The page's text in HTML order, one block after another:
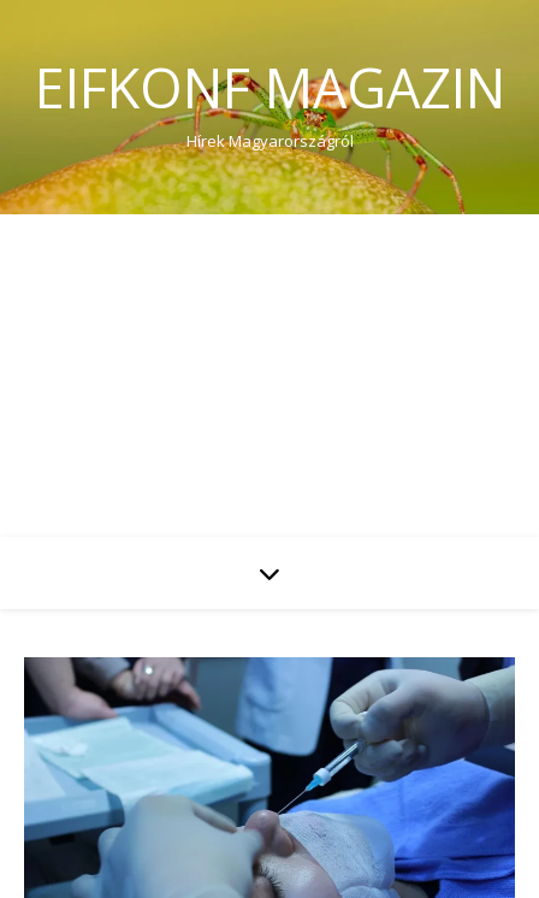
EIFKONF MAGAZIN
Hírek Magyarországról